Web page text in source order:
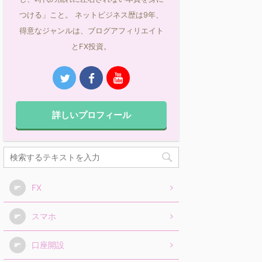
つける」こと。 ネットビジネス歴は9年、
得意なジャンルは、ブログアフィリエイト
とFX投資。
詳しいプロフィール
FX
スマホ
口座開設